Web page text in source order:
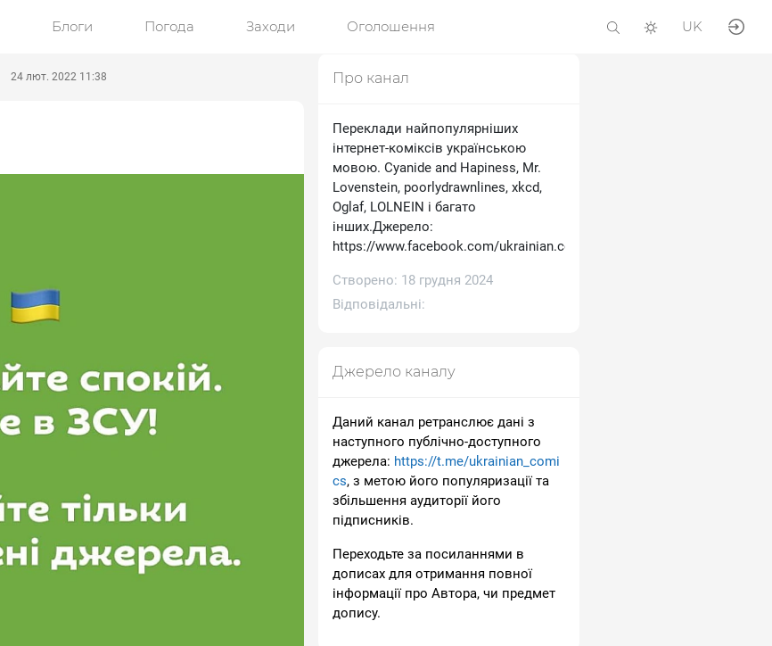
Блоги Погода Заходи Оголошення UK
24 лют. 2022 11:38 Про канал
Переклади найпопулярніших
інтернет-коміксів українською
мовою. Cyanide and Hapiness, Mr.
Lovenstein, poorlydrawnlines, xkcd,
Oglaf, LOLNEIN і багато
інших.Джерело:
https://www.facebook.com/ukrainian.comics
Створено: 18 грудня 2024
Відповідальні:
Джерело каналу
Даний канал ретранслює дані з
наступного публічно-доступного
джерела: https://t.me/ukrainian_comi
cs, з метою його популяризації та
збільшення аудиторії його
підписників.
Переходьте за посиланнями в
дописах для отримання повної
інформації про Автора, чи предмет
допису.